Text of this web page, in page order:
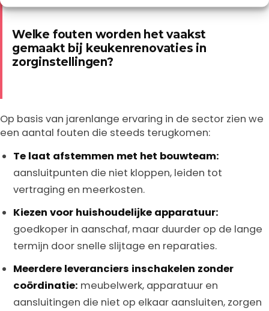
Welke fouten worden het vaakst
gemaakt bij keukenrenovaties in
zorginstellingen?
Op basis van jarenlange ervaring in de sector zien we
een aantal fouten die steeds terugkomen:
Te laat afstemmen met het bouwteam:
aansluitpunten die niet kloppen, leiden tot
vertraging en meerkosten.
Kiezen voor huishoudelijke apparatuur:
goedkoper in aanschaf, maar duurder op de lange
termijn door snelle slijtage en reparaties.
Meerdere leveranciers inschakelen zonder
coördinatie: meubelwerk, apparatuur en
aansluitingen die niet op elkaar aansluiten, zorgen